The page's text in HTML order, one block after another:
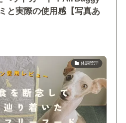
と実際の使用感【写真あ
体調管理